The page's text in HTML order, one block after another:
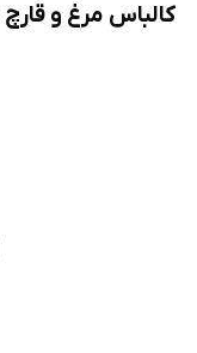
کالباس مرغ و قارچ 500 گرمی